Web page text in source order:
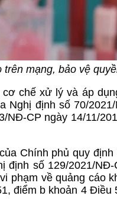
mạng, bảo vệ
chế xử lý và áp
định số 70/
CP ngày 14/11/
Chính phủ quy
số 129/2021/
phạm về quảng cáo
điểm b khoản 4 Điều